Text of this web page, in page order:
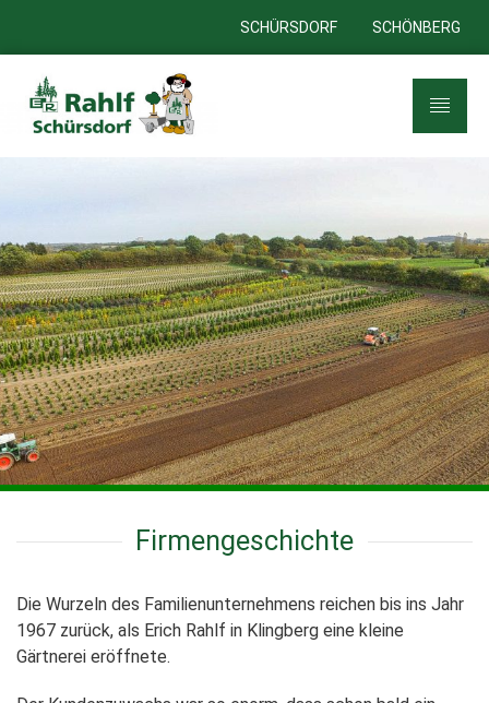
SCHÜRSDORF SCHÖNBERG
Firmengeschichte
Die Wurzeln des Familienunternehmens reichen bis ins Jahr
1967 zurück, als Erich Rahlf in Klingberg eine kleine
Gärtnerei eröffnete.